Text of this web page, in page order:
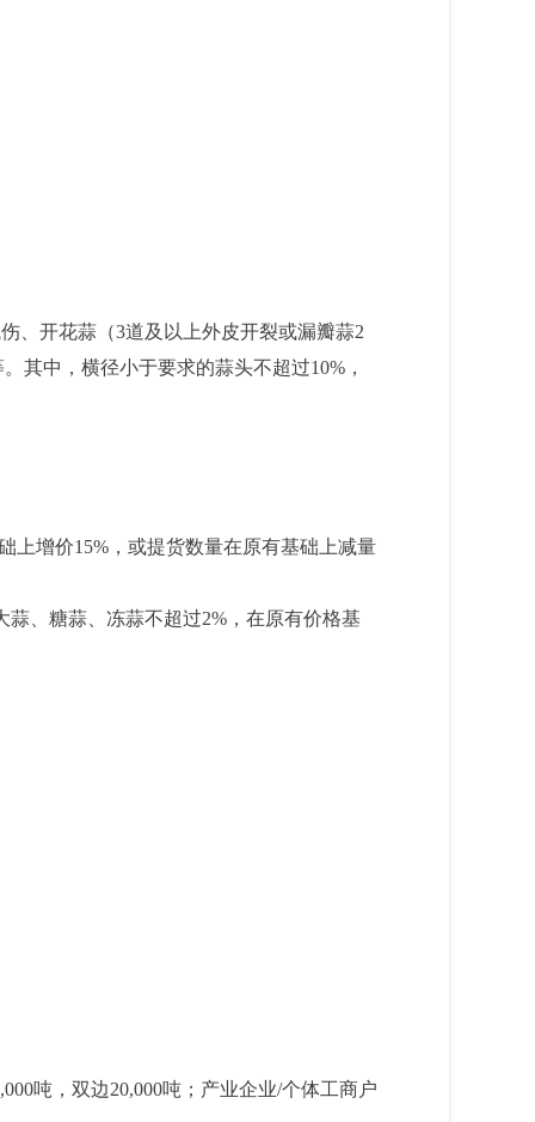
、开花蒜（3道及以上外皮开裂或漏瓣蒜2
其中，横径小于要求的蒜头不超过10%，
上增价15%，或提货数量在原有基础上减量
蒜、糖蒜、冻蒜不超过2%，在原有价格基
吨，双边20,000吨 ； 产业企业/个体工商户